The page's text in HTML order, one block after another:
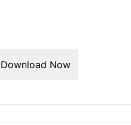
Download Now